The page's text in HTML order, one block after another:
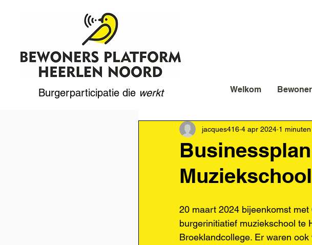
Burgerparticipatie die werkt Welkom
jacques416 4 apr 2024 1
20 maart 2024 bijeenkomst
burgerinitiatief muziekschool te
Broeklandcollege. Er waren